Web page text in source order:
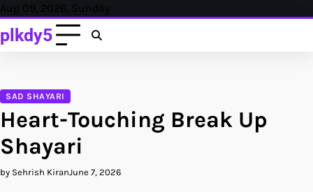
Skip
content
Aug 09, 2026, Sunday
plkdy5
SAD SHAYARI
Heart-Touching Break Up
Shayari
by Sehrish KiranJune 7, 2026